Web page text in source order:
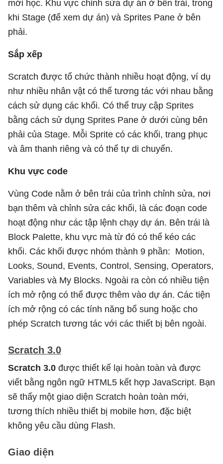
mới học. Khu vực chỉnh sửa dự án ở bên trái, trong
khi Stage (để xem dự án) và Sprites Pane ở bên
phải.
Sắp xếp
Scratch được tổ chức thành nhiều hoạt động, ví dụ
như nhiều nhân vật có thể tương tác với nhau bằng
cách sử dụng các khối. Có thể truy cập Sprites
bằng cách sử dụng Sprites Pane ở dưới cùng bên
phải của Stage. Mỗi Sprite có các khối, trang phục
và âm thanh riêng và có thể tự di chuyển.
Khu vực code
Vùng Code nằm ở bên trái của trình chỉnh sửa, nơi
bạn thêm và chỉnh sửa các khối, là các đoạn code
hoạt động như các tập lệnh chạy dự án. Bên trái là
Block Palette, khu vực mà từ đó có thể kéo các
khối. Các khối được nhóm thành 9 phần: Motion,
Looks, Sound, Events, Control, Sensing, Operators,
Variables và My Blocks. Ngoài ra còn có nhiều tiện
ích mở rộng có thể được thêm vào dự án. Các tiện
ích mở rộng có các tính năng bổ sung hoặc cho
phép Scratch tương tác với các thiết bị bên ngoài.
Scratch 3.0
Scratch 3.0 được thiết kế lại hoàn toàn và được
viết bằng ngôn ngữ HTML5 kết hợp JavaScript. Bạn
sẽ thấy một giao diện Scratch hoàn toàn mới,
tương thích nhiều thiết bị mobile hơn, đặc biệt
không yêu cầu dùng Flash.
Giao diện